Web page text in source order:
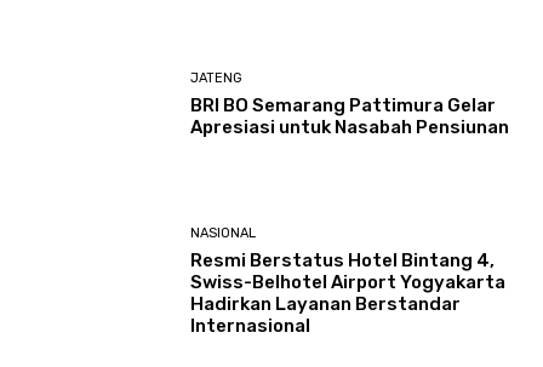
JATENG
BRI BO Semarang Pattimura Gelar
Apresiasi untuk Nasabah Pensiunan
NASIONAL
Resmi Berstatus Hotel Bintang 4,
Swiss-Belhotel Airport Yogyakarta
Hadirkan Layanan Berstandar
Internasional